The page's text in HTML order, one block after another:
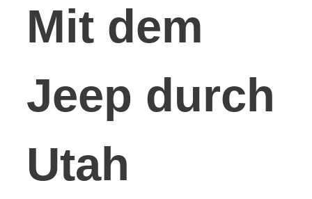
Mit dem
Jeep durch
Utah